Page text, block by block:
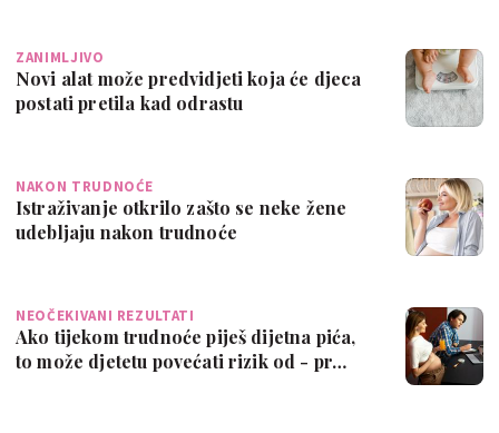
ZANIMLJIVO
Novi alat može predvidjeti koja će djeca
postati pretila kad odrastu
NAKON TRUDNOĆE
Istraživanje otkrilo zašto se neke žene
udebljaju nakon trudnoće
NEOČEKIVANI REZULTATI
Ako tijekom trudnoće piješ dijetna pića,
to može djetetu povećati rizik od - pr…